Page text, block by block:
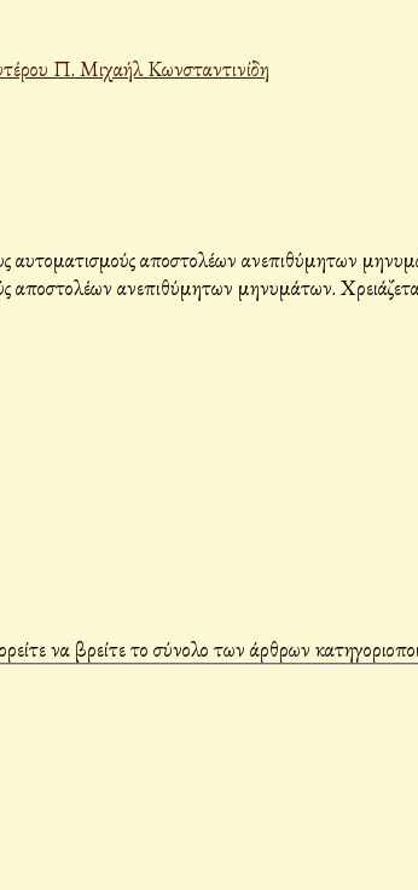
Π. Μιχαήλ Κωνσταντινίδη
αποστολέων ανεπιθύμητων
αποστολέων ανεπιθύμητων μηνυμάτων.
να βρείτε το σύνολο των άρθρων